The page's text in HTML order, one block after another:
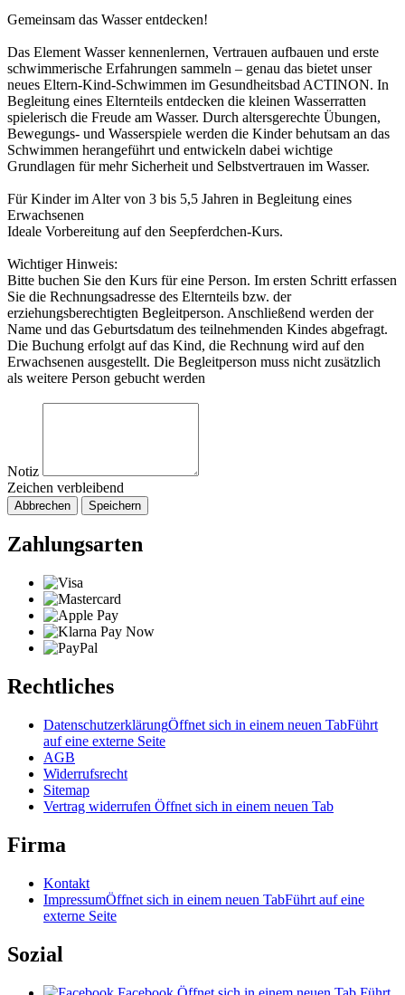
Gemeinsam das Wasser entdecken!
Das Element Wasser kennenlernen, Vertrauen aufbauen und erste
schwimmerische Erfahrungen sammeln – genau das bietet unser
neues Eltern-Kind-Schwimmen im Gesundheitsbad ACTINON. In
Begleitung eines Elternteils entdecken die kleinen Wasserratten
spielerisch die Freude am Wasser. Durch altersgerechte Übungen,
Bewegungs- und Wasserspiele werden die Kinder behutsam an das
Schwimmen herangeführt und entwickeln dabei wichtige
Grundlagen für mehr Sicherheit und Selbstvertrauen im Wasser.
Für Kinder im Alter von 3 bis 5,5 Jahren in Begleitung eines
Erwachsenen
Ideale Vorbereitung auf den Seepferdchen-Kurs.
Wichtiger Hinweis:
Bitte buchen Sie den Kurs für eine Person. Im ersten Schritt erfassen
Sie die Rechnungsadresse des Elternteils bzw. der
erziehungsberechtigten Begleitperson. Anschließend werden der
Name und das Geburtsdatum des teilnehmenden Kindes abgefragt.
Die Buchung erfolgt auf das Kind, die Rechnung wird auf den
Erwachsenen ausgestellt. Die Begleitperson muss nicht zusätzlich
als weitere Person gebucht werden
Notiz
Zeichen verbleibend
Abbrechen Speichern
Zahlungsarten
Rechtliches
DatenschutzerklärungÖffnet sich in einem neuen TabFührt
auf eine externe Seite
AGB
Widerrufsrecht
Sitemap
Vertrag widerrufen Öffnet sich in einem neuen Tab
Firma
Kontakt
ImpressumÖffnet sich in einem neuen TabFührt auf eine
externe Seite
Sozial